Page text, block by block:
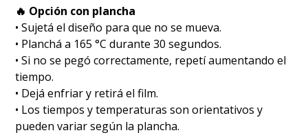
🔥 Opción con plancha
• Sujetá el diseño para que no se mueva.
• Planchá a 165 °C durante 30 segundos.
• Si no se pegó correctamente, repetí aumentando el
tiempo.
• Dejá enfriar y retirá el film.
• Los tiempos y temperaturas son orientativos y
pueden variar según la plancha.